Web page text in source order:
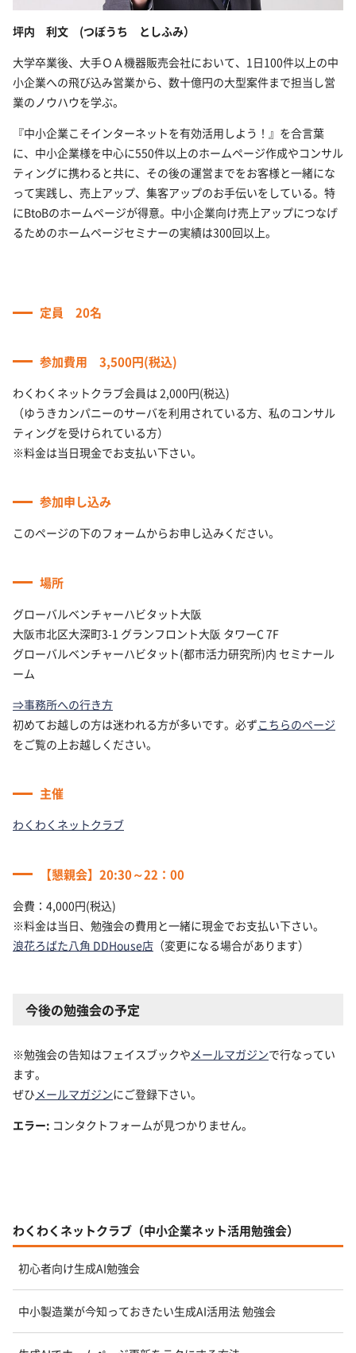
坪内 利文 (つぼうち としふみ）
大学卒業後、大手ＯＡ機器販売会社において、1日100件以上の中
小企業への飛び込み営業から、数十億円の大型案件まで担当し営
業のノウハウを学ぶ。
『中小企業こそインターネットを有効活用しよう！』を合言葉
に、中小企業様を中心に550件以上のホームページ作成やコンサル
ティングに携わると共に、その後の運営までをお客様と一緒にな
って実践し、売上アップ、集客アップのお手伝いをしている。特
にBtoBのホームページが得意。中小企業向け売上アップにつなげ
るためのホームページセミナーの実績は300回以上。
定員 20名
参加費用 3,500円(税込)
わくわくネットクラブ会員は 2,000円(税込)
（ゆうきカンパニーのサーバを利用されている方、私のコンサル
ティングを受けられている方）
※料金は当日現金でお支払い下さい。
参加申し込み
このページの下のフォームからお申し込みください。
場所
グローバルベンチャーハビタット大阪
大阪市北区大深町3-1 グランフロント大阪 タワーC 7F
グローバルベンチャーハビタット(都市活力研究所)内 セミナール
ーム
⇒事務所への行き方
初めてお越しの方は迷われる方が多いです。必ずこちらのページ
をご覧の上お越しください。
主催
わくわくネットクラブ
【懇親会】20:30～22：00
会費：4,000円(税込)
※料金は当日、勉強会の費用と一緒に現金でお支払い下さい。
浪花ろばた八角 DDHouse店 （変更になる場合があります）
今後の勉強会の予定
※勉強会の告知はフェイスブックや メールマガジンで行なってい
ます。
ぜひ メールマガジンにご登録下さい。
エラー: コンタクトフォームが見つかりません。
わくわくネットクラブ（中小企業ネット活用勉強会）
初心者向け生成AI勉強会
中小製造業が今知っておきたい生成AI活用法 勉強会